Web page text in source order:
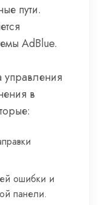
пути.
AdBlue.
в
ошибки и
панели.